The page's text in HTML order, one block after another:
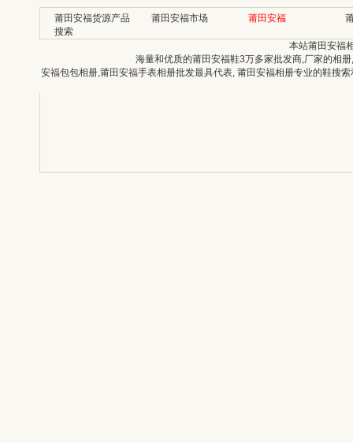
莆田安福货源产品
搜索
莆田安福市场 莆田安福
本站莆田安福
海量和优质的莆田安福鞋3万多家批发商,厂家的相
安福包包相册,莆田安福手表相册批发最具代表, 莆田安福相册专业的鞋搜